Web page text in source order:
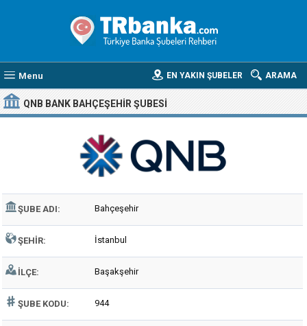
Menu ARAMA
EN YAKIN ŞUBELER
QNB BANK BAHÇEŞEHIR ŞUBESI
ŞUBE ADI: Bahçeşehir
ŞEHIR: İstanbul
İLÇE: Başakşehir
ŞUBE KODU: 944